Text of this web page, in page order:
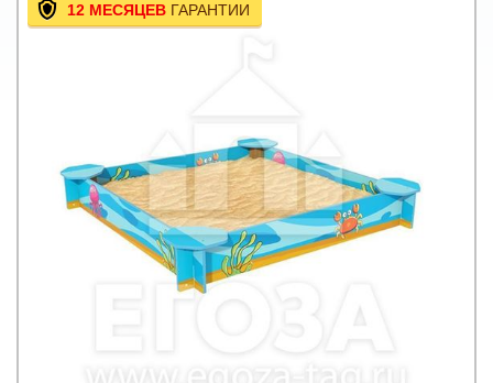
12 МЕСЯЦЕВ ГАРАНТИИ